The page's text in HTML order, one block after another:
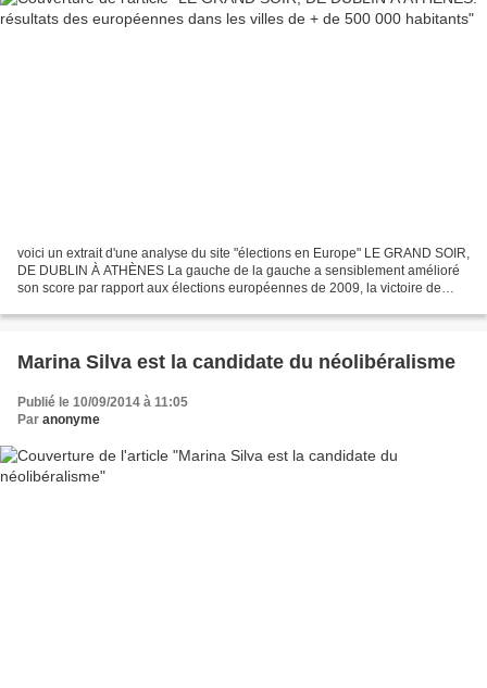
voici un extrait d'une analyse du site "élections en Europe" LE GRAND SOIR,
DE DUBLIN À ATHÈNES La gauche de la gauche a sensiblement amélioré
son score par rapport aux élections européennes de 2009, la victoire de
Marina Silva est la candidate du néolibéralisme
Publié le 10/09/2014 à 11:05
Par anonyme